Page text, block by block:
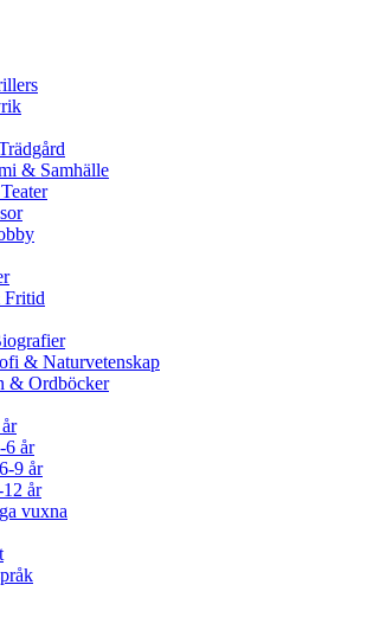
& Samhälle
Fritid
& Naturvetenskap
& Ordböcker
6 år
9 år
år
vuxna